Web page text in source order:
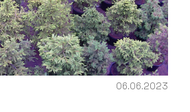
06.06.2023